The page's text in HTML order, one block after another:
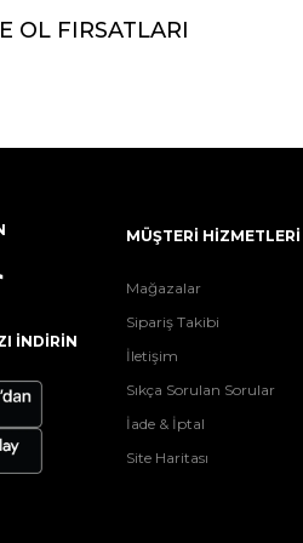
OL FIRSATLARI
İNDİRİN
MÜŞTERİ HİZMETLERİ
Mağazalar
Sipariş Takibi
İletişim
Sıkça Sorulan Sorular
İade & İptal
Site Haritası